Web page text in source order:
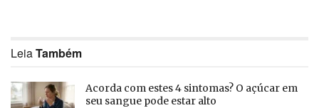
LeiaTambém
Acorda com estes 4 sintomas? O açúcar em
seu sangue pode estar alto